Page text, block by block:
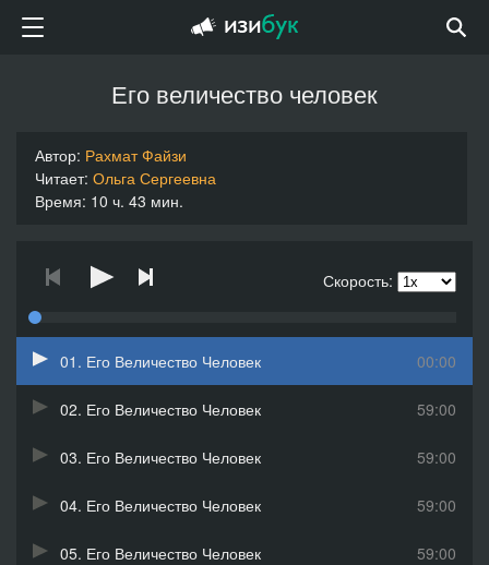
Его величество человек
Автор: Рахмат Файзи
Читает: Ольга Сергеевна
Время: 10 ч. 43 мин.
Скорость:
00:00
01. Его Величество Человек
59:00
02. Его Величество Человек
59:00
03. Его Величество Человек
59:00
04. Его Величество Человек
59:00
05. Его Величество Человек